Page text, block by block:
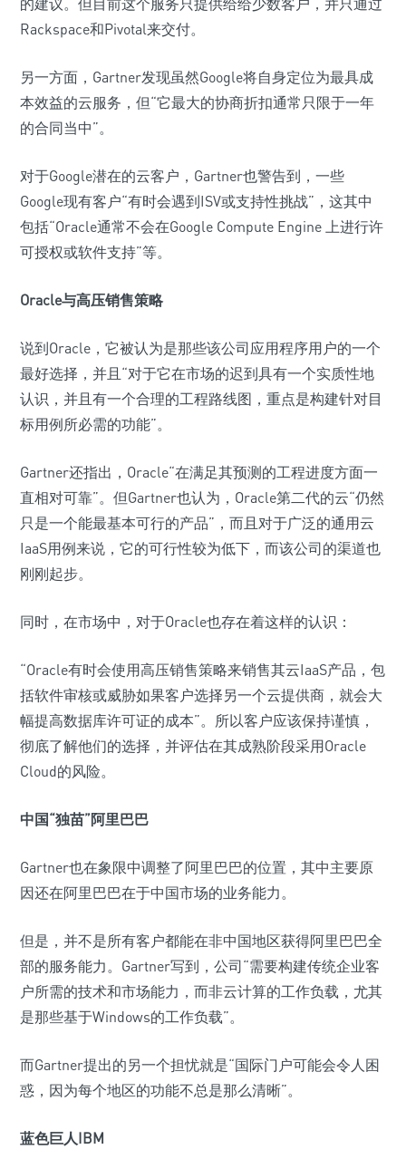
的建议。但目前这个服务只提供给给少数客户，并只通过
Rackspace和Pivotal来交付。
另一方面，Gartner发现虽然Google将自身定位为最具成
本效益的云服务，但“它最大的协商折扣通常只限于一年
的合同当中”。
对于Google潜在的云客户，Gartner也警告到，一些
Google现有客户“有时会遇到ISV或支持性挑战”，这其中
包括“Oracle通常不会在Google Compute Engine 上进行许
可授权或软件支持”等。
Oracle与高压销售策略
说到Oracle，它被认为是那些该公司应用程序用户的一个
最好选择，并且“对于它在市场的迟到具有一个实质性地
认识，并且有一个合理的工程路线图，重点是构建针对目
标用例所必需的功能”。
Gartner还指出，Oracle“在满足其预测的工程进度方面一
直相对可靠”。但Gartner也认为，Oracle第二代的云“仍然
只是一个能最基本可行的产品”，而且对于广泛的通用云
IaaS用例来说，它的可行性较为低下，而该公司的渠道也
刚刚起步。
同时，在市场中，对于Oracle也存在着这样的认识：
“Oracle有时会使用高压销售策略来销售其云IaaS产品，包
括软件审核或威胁如果客户选择另一个云提供商，就会大
幅提高数据库许可证的成本”。所以客户应该保持谨慎，
彻底了解他们的选择，并评估在其成熟阶段采用Oracle
Cloud的风险。
中国“独苗”阿里巴巴
Gartner也在象限中调整了阿里巴巴的位置，其中主要原
因还在阿里巴巴在于中国市场的业务能力。
但是，并不是所有客户都能在非中国地区获得阿里巴巴全
部的服务能力。Gartner写到，公司“需要构建传统企业客
户所需的技术和市场能力，而非云计算的工作负载，尤其
是那些基于Windows的工作负载”。
而Gartner提出的另一个担忧就是“国际门户可能会令人困
惑，因为每个地区的功能不总是那么清晰”。
蓝色巨人IBM